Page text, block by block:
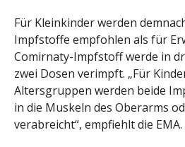
Für Kleinkinder werden
Impfstoffe empfohlen als für
Comirnaty-Impfstoff werde in
zwei Dosen verimpft. „Für
Altersgruppen werden beide
in die Muskeln des Oberarms
verabreicht“, empfiehlt die EMA.